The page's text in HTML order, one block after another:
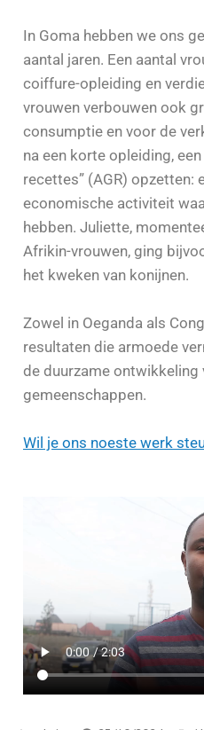
In Goma hebben we ons
aantal jaren. Een aantal
coiffure-opleiding en
vrouwen verbouwen ook
consumptie en voor de
na een korte opleiding,
recettes” (AGR) opzetten:
economische activiteit
hebben. Juliette,
Afrikin-vrouwen, ging
het kweken van konijnen.
Zowel in Oeganda als
resultaten die armoede
de duurzame ontwikkeling
gemeenschappen.
Wil je ons noeste werk